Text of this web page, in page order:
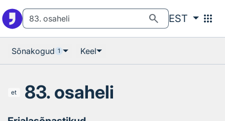
search EST apps
Sõnakogud 1 Keel
et 83. osaheli